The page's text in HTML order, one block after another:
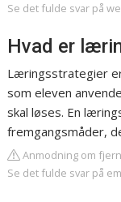
Se det fulde svar på
Hvad er
Læringsstrategier
som eleven
skal løses. En
fremgangsmåder,
Anmodning om
Se det fulde svar på